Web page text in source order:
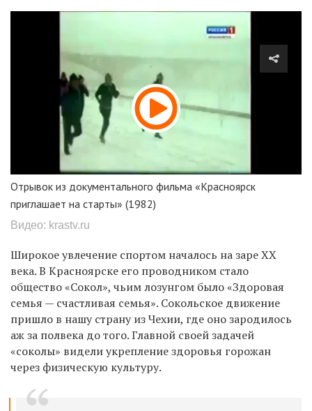
Отрывок из документального фильма «Красноярск
приглашает на старты» (1982)
Видео: krastv.ru
Широкое увлечение спортом началось на заре ХХ
века. В Красноярске его проводником стало
общество «Сокол», чьим лозунгом было «Здоровая
семья — счастливая семья». Сокольское движение
пришло в нашу страну из Чехии, где оно зародилось
аж за полвека до того. Главной своей задачей
«соколы» видели укрепление здоровья горожан
через физическую культуру.